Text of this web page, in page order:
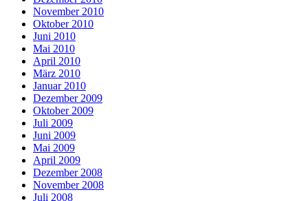
November 2010
Oktober 2010
Juni 2010
Mai 2010
April 2010
März 2010
Januar 2010
Dezember 2009
Oktober 2009
Juli 2009
Juni 2009
Mai 2009
April 2009
Dezember 2008
November 2008
Juli 2008